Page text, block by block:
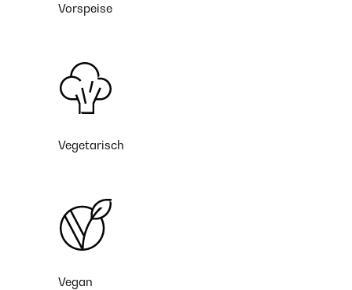
Vorspeise
Vegetarisch
Vegan